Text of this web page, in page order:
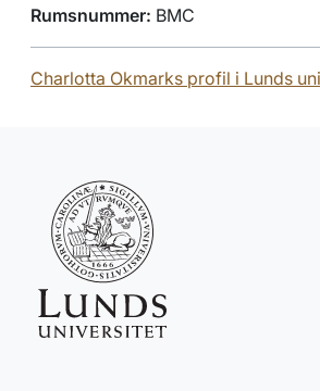
Rumsnummer: BMC
Charlotta Okmarks profil i Lunds